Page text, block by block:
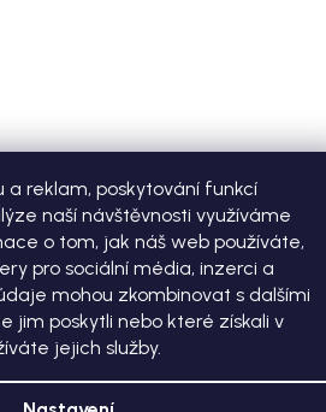
a reklam, poskytování funkcí
naší návštěvnosti využíváme
o tom, jak náš web používáte,
pro sociální média, inzerci a
mohou zkombinovat s dalšími
jim poskytli nebo které získali v
jejich služby.